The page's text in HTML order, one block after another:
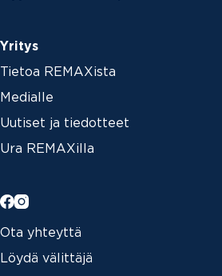
Yritys
Tietoa REMAXista
Medialle
Uutiset ja tiedotteet
Ura REMAXilla
Ota yhteyttä
Löydä välittäjä